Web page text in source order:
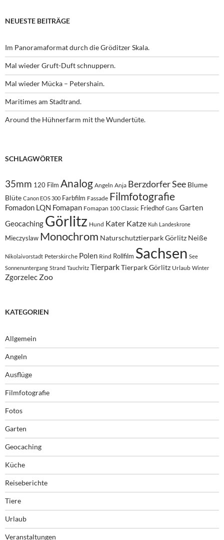
NEUESTE BEITRÄGE
Im Panoramaformat durch die Gröditzer Skala.
Mal wieder Gruft-Duft schnuppern.
Mal wieder Mücka – Petershain.
Maritimes am Stadtrand.
Around the Hühnerfarm mit the Wundertüte.
SCHLAGWÖRTER
35mm 120 Film Analog Angeln Anja Berzdorfer See Blume
Blüte Canon EOS 300 Farbfilm Fassade Filmfotografie
Fomadon LQN Fomapan Fomapan 100 Classic Friedhof Gans Garten
Geocaching Görlitz Hund Kater Katze Kuh Landeskrone
Mieczyslaw Monochrom Naturschutztierpark Görlitz Neiße
Nikolaivorstadt Peterskirche Polen Rind Rollfilm Sachsen See
Sonnenuntergang Strand Tauchritz TierparkTierpark Görlitz Urlaub Winter
Zgorzelec Zoo
KATEGORIEN
Allgemein
Angeln
Ausflüge
Filmfotografie
Fotos
Garten
Geocaching
Küche
Reiseberichte
Tiere
Urlaub
Veranstaltungen